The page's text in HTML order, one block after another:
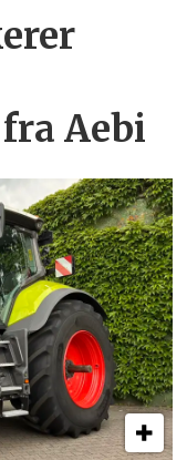
Aebi